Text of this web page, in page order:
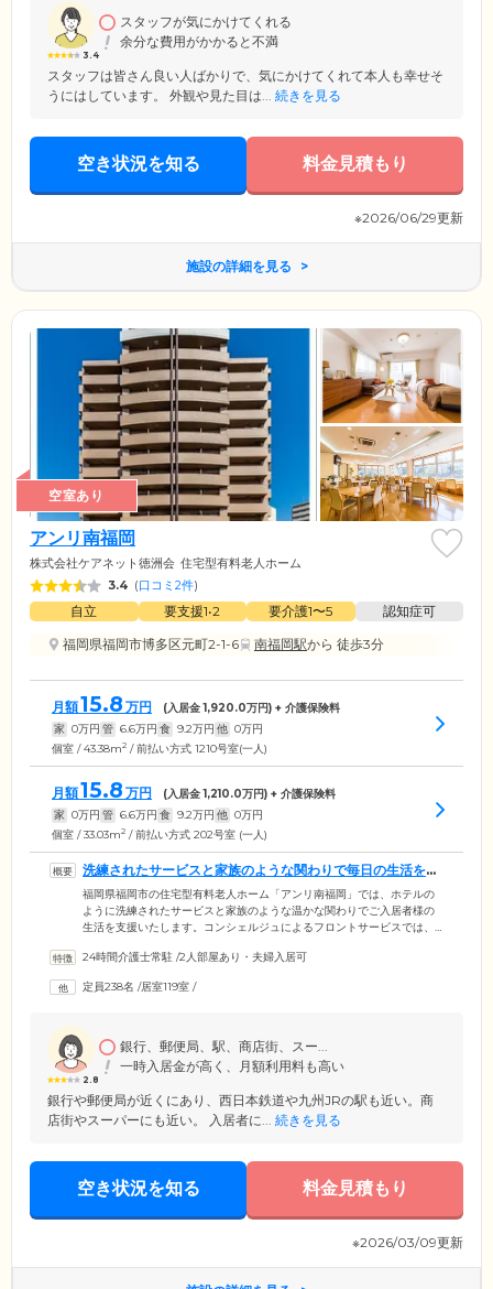
3.4
スタッフが気にかけてくれる
余分な費用がかかると不満
スタッフは皆さん良い人ばかりで、気にかけてくれて本人も幸せそ
うにはしています。 外観や見た目は... 続きを見る
空き状況を知る 料金見積もり
※2026/06/29更新
施設の詳細を見る
空室あり
アンリ南福岡
株式会社ケアネット徳洲会 住宅型有料老人ホーム
3.4 (口コミ2件)
自立 要支援1•2 要介護1〜5
認知症可
福岡県福岡市博多区元町2-1-6
南福岡駅から 徒歩3分
月額15.8 万円 (入居金1,920.0万円) + 介護保険料
家 0万円 管 6.6万円 食 9.2万円 他 0万円
個室 / 43.38m2 / 前払い方式 1210号室(一人)
月額15.8 万円 (入居金1,210.0万円) + 介護保険料
家 0万円 管 6.6万円 食 9.2万円 他 0万円
個室 / 33.03m2 / 前払い方式 202号室 (一人)
洗練されたサービスと家族のような関わりで毎日の生活を支
えます
福岡県福岡市の住宅型有料老人ホーム「アンリ南福岡」では、ホテルの
ように洗練されたサービスと家族のような温かな関わりでご入居者様の
生活を支援いたします。コンシェルジュによるフロントサービスでは、
スの手配や管理のほか、来客の対応など生活全般の幅広いサポートを行
理、お買い物や公的機関の手続き代行などに対応。生活上の心配ごとや
ますのでご安心ください。
24時間介護士常駐 /2人部屋あり・夫婦入居可
定員238名 /居室119室 /
2.8
銀行、郵便局、駅、商店街、スー...
一時入居金が高く、月額利用料も高い
銀行や郵便局が近くにあり、西日本鉄道や九州JRの駅も近い。商
店街やスーパーにも近い。 入居者に... 続きを見る
空き状況を知る 料金見積もり
※2026/03/09更新